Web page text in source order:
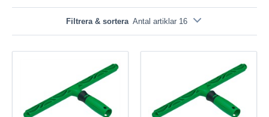
Filtrera & sortera Antal artiklar 16